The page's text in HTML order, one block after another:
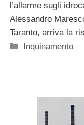
l’allarme sugli
Alessandro
Taranto, arriva la
Categorie
Inquinamento